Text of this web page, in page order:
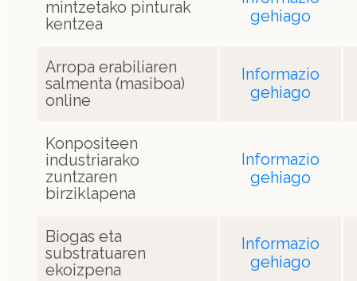
mintzetako pinturak
kentzea
gehiago
Arropa erabiliaren
salmenta (masiboa)
online
Informazio
gehiago
Konpositeen
industriarako
zuntzaren
birziklapena
Informazio
gehiago
Biogas eta
substratuaren
ekoizpena
Informazio
gehiago